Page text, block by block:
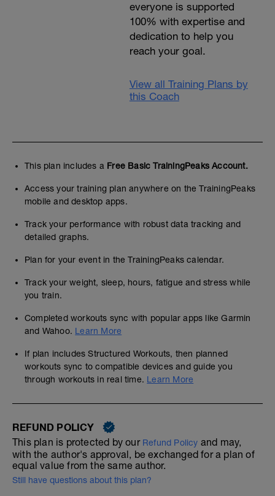
everyone is supported
100% with expertise and
dedication to help you
reach your goal.
View all Training Plans by
this Coach
This plan includes a Free Basic TrainingPeaks Account.
Access your training plan anywhere on the TrainingPeaks
mobile and desktop apps.
Track your performance with robust data tracking and
detailed graphs.
Plan for your event in the TrainingPeaks calendar.
Track your weight, sleep, hours, fatigue and stress while
you train.
Completed workouts sync with popular apps like Garmin
and Wahoo. Learn More
If plan includes Structured Workouts, then planned
workouts sync to compatible devices and guide you
through workouts in real time. Learn More
REFUND POLICY
This plan is protected by our Refund Policy and may,
with the author's approval, be exchanged for a plan of
equal value from the same author.
Still have questions about this plan?